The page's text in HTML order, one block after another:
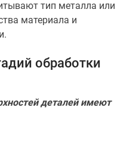
тип металла или
материала и
обработки
деталей имеют